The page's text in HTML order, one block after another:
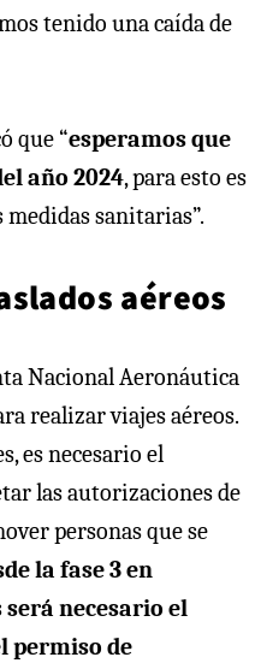
tenido una caída de
que “esperamos que
año 2024, para esto es
sanitarias”.
aéreos
Nacional Aeronáutica
realizar viajes aéreos.
es necesario el
las autorizaciones de
personas que se
la fase 3 en
será necesario el
permiso de